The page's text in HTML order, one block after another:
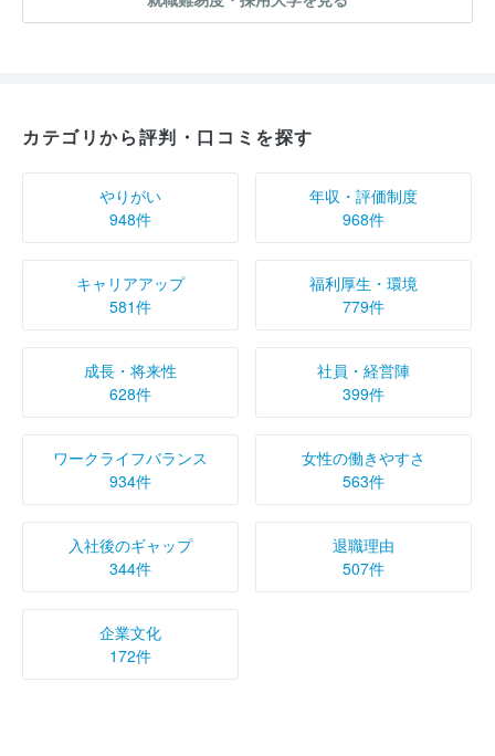
カテゴリから評判・口コミを探す
やりがい
948件
年収・評価制度
968件
キャリアアップ
581件
福利厚生・環境
779件
成長・将来性
628件
社員・経営陣
399件
ワークライフバランス
934件
女性の働きやすさ
563件
入社後のギャップ
344件
退職理由
507件
企業文化
172件